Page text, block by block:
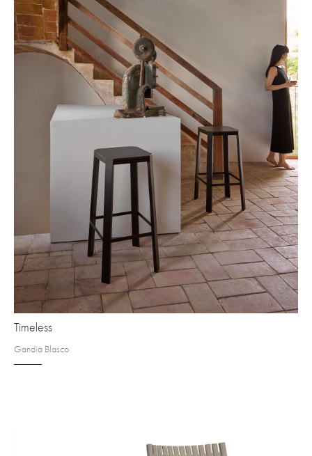
Timeless
Gandía Blasco